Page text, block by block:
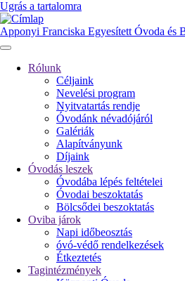
Ugrás a tartalomra
Apponyi Franciska Egyesített Óvoda és
navigáció
Rólunk
Céljaink
Nevelési program
Nyitvatartás rendje
Óvodánk névadójáról
Galériák
Alapítványunk
Díjaink
Óvodás leszek
Óvodába lépés feltételei
Óvodai beszoktatás
Bölcsődei beszoktatás
Oviba járok
Napi időbeosztás
óvó-védő rendelkezések
Étkeztetés
Tagintézmények